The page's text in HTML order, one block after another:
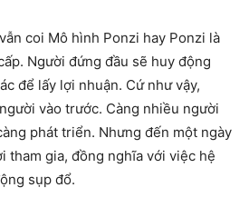
coi Mô hình Ponzi hay Ponzi là
Người đứng đầu sẽ huy động
để lấy lợi nhuận. Cứ như vậy,
vào trước. Càng nhiều người
phát triển. Nhưng đến một ngày
tham gia, đồng nghĩa với việc hệ
sụp đổ.